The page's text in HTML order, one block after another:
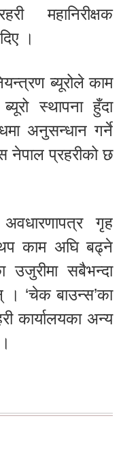
महानिरीक्षक
।
ब्यूरोले काम
स्थापना हुँदा
अनुसन्धान गर्ने
नेपाल प्रहरीको छ
गृह
काम अघि बढ्ने
उजुरीमा सबैभन्दा
‘चेक बाउन्स’का
कार्यालयका अन्य